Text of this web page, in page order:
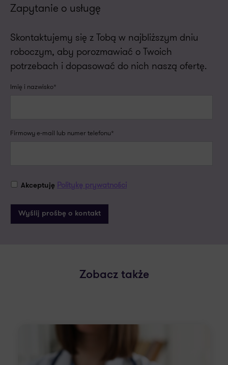
Zapytanie o usługę
Skontaktujemy się z Tobą w najbliższym dniu
roboczym, aby porozmawiać o Twoich
potrzebach i dopasować do nich naszą ofertę.
Imię i nazwisko*
Firmowy e-mail lub numer telefonu*
Akceptuję Politykę prywatności
Zobacz także